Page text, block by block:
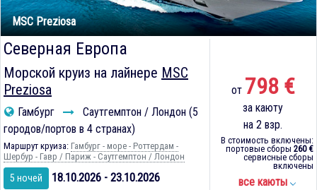
MSC Preziosa
Северная Европа
Морской круиз на лайнере MSC
Preziosa
Гамбург
Саутгемптон / Лондон (5
городов/портов в 4 странах)
Маршрут круиза: Гамбург - море - Роттердам -
Шербур - Гавр / Париж - Саутгемптон / Лондон
5 ночей 18.10.2026 - 23.10.2026
от 798 €
за каюту
на 2 взр.
В стоимость включены:
портовые сборы 260 €
сервисные сборы
включены
все каюты